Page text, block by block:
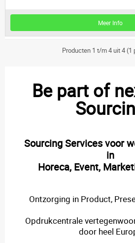
Meer Info
Producten 1 t/m 4 uit 4 (1
Be part of
Sourcing Services voor
in
Horeca, Event,
Ontzorging in Product,
Opdrukcentrale
door heel